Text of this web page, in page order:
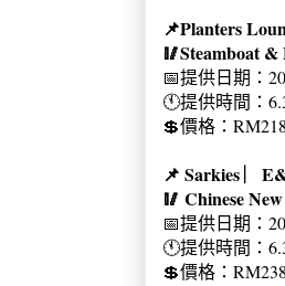
📌Planters
🥢Steamboat
📅提供日期：
🕚提供時間：
💲價格：
📌 Sarkies
🥢 Chinese
📅提供日期：
🕚提供時間：
💲價格：